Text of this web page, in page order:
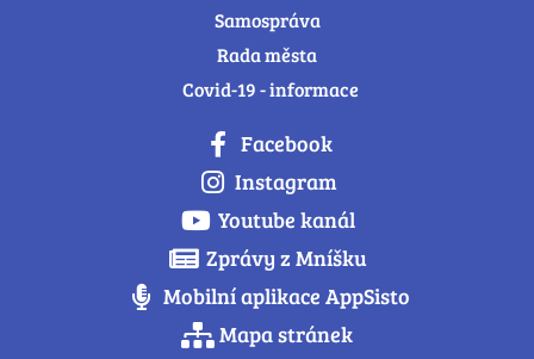
Samospráva
Rada města
Covid-19 - informace
Facebook
Instagram
Youtube kanál
Zprávy z Mníšku
Mobilní aplikace AppSisto
Mapa stránek